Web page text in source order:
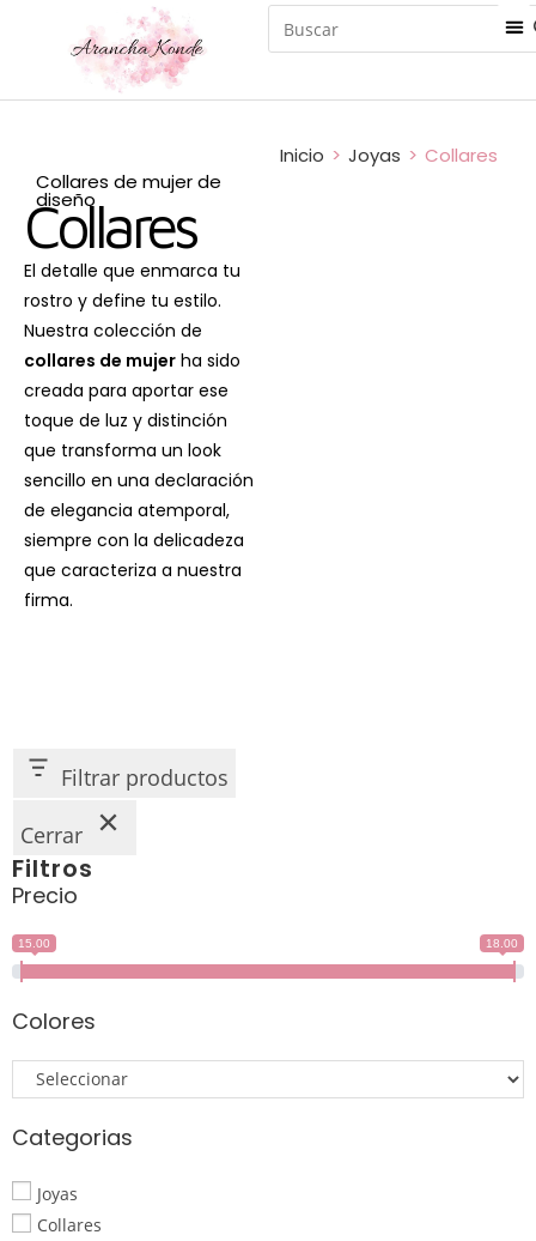
Collares de mujer de
diseño
Collares
El detalle que enmarca tu
rostro y define tu estilo.
Nuestra colección de
collares de mujer ha sido
creada para aportar ese
toque de luz y distinción
que transforma un look
sencillo en una declaración
de elegancia atemporal,
siempre con la delicadeza
que caracteriza a nuestra
firma.
Inicio > Joyas > Collares
Filtrar productos
Cerrar
Filtros
Precio
15.00 18.00
Colores
Categorias
Joyas
Collares